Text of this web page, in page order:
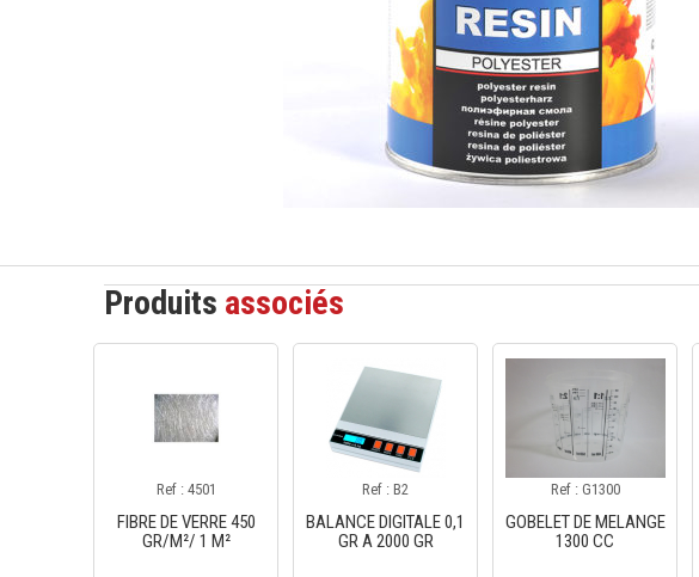
Produits associés
Ref : 4501
FIBRE DE VERRE 450
GR/M²/ 1 M²
Ref : B2
BALANCE DIGITALE 0,1
GR A 2000 GR
Ref : G1300
GOBELET DE MELANGE
1300 CC